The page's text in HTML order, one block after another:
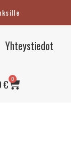
Yhteystiedot
€ 0
Cart